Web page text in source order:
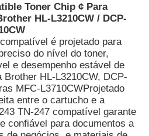
Toner Chip ¢ Para
HL-L3210CW / DCP-
é projetado para
do nível do toner,
e desempenho estável de
HL-L3210CW, DCP-
MFC-L3710CWProjetado
entre o cartucho e a
TN-247 compatível garante
confiável para documentos a